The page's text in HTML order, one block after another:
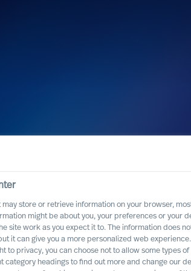
may store or retrieve information on your browser,
might be about you, your preferences or your
site work as you expect it to. The information does
it can give you a more personalized web experience.
to privacy, you can choose not to allow some types of
category headings to find out more and change our